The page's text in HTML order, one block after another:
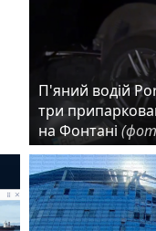
П'яний водій
три
на Фонтані